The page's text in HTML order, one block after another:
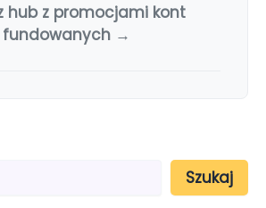
hub z promocjami kont
fundowanych →
Szukaj